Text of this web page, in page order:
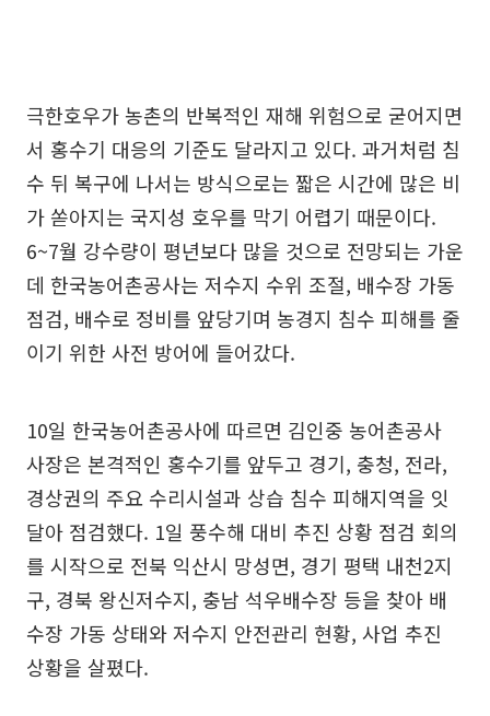
극한호우가 농촌의 반복적인 재해 위험으로 굳어지면
서 홍수기 대응의 기준도 달라지고 있다. 과거처럼 침
수 뒤 복구에 나서는 방식으로는 짧은 시간에 많은 비
가 쏟아지는 국지성 호우를 막기 어렵기 때문이다.
6~7월 강수량이 평년보다 많을 것으로 전망되는 가운
데 한국농어촌공사는 저수지 수위 조절, 배수장 가동
점검, 배수로 정비를 앞당기며 농경지 침수 피해를 줄
이기 위한 사전 방어에 들어갔다.
10일 한국농어촌공사에 따르면 김인중 농어촌공사
사장은 본격적인 홍수기를 앞두고 경기, 충청, 전라,
경상권의 주요 수리시설과 상습 침수 피해지역을 잇
달아 점검했다. 1일 풍수해 대비 추진 상황 점검 회의
를 시작으로 전북 익산시 망성면, 경기 평택 내천2지
구, 경북 왕신저수지, 충남 석우배수장 등을 찾아 배
수장 가동 상태와 저수지 안전관리 현황, 사업 추진
상황을 살폈다.